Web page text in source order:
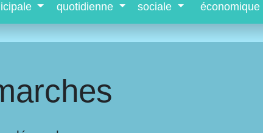
quotidienne
sociale
économique